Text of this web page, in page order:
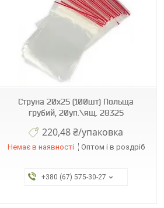
Струна 20х25 (100шт) Польща
грубий, 20уп.\ящ. 28325
220,48 ₴/упаковка
Немає в наявності Оптом і в роздріб
+380 (67) 575-30-27
124417